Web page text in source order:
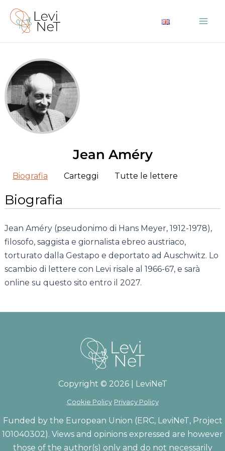
contenuto
Jean Améry
Biografia Carteggi Tutte le lettere
Biografia
Jean Améry (pseudonimo di Hans Meyer, 1912-1978),
filosofo, saggista e giornalista ebreo austriaco,
torturato dalla Gestapo e deportato ad Auschwitz. Lo
scambio di lettere con Levi risale al 1966-67, e sarà
online su questo sito entro il 2027.
Copyright © 2026 | LeviNeT
Cookie Policy Privacy Policy
Funded by the European Union (ERC, LeviNeT, Project
101040302). Views and opinions expressed are however
those of the author(s) only and do not necessarily